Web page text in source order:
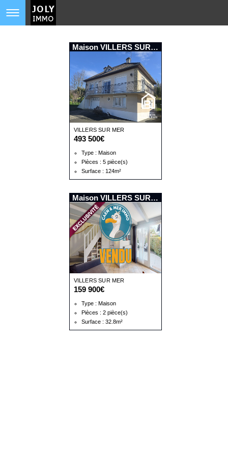
Maison VILLERS SUR MER
VILLERS SUR MER
493 500€
Type : Maison
Pièces : 5 pièce(s)
Surface : 124m²
Maison VILLERS SUR MER
VILLERS SUR MER
159 900€
Type : Maison
Pièces : 2 pièce(s)
Surface : 32.8m²